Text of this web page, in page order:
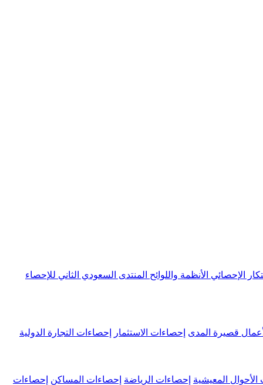
الإحصائي الأنظمة واللوائح المنتدى السعودي الثاني للإحصاء
قصيرة المدى إحصاءات الاستثمار إحصاءات التجارة الدولية
الأحوال المعيشية إحصاءات الرياضة إحصاءات المساكن إحصاءات